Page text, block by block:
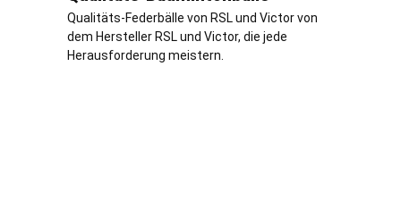
Qualitäts-Federbälle von RSL und Victor von
dem Hersteller RSL und Victor, die jede
Herausforderung meistern.